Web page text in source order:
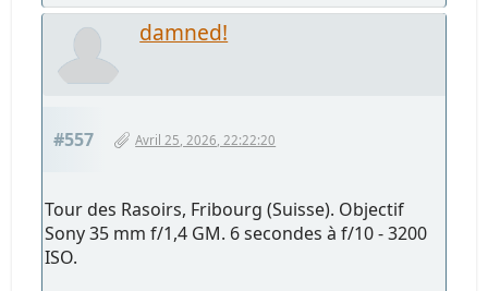
damned!
#557 Avril 25, 2026, 22:22:20
Tour des Rasoirs, Fribourg (Suisse). Objectif
Sony 35 mm f/1,4 GM. 6 secondes à f/10 - 3200
ISO.